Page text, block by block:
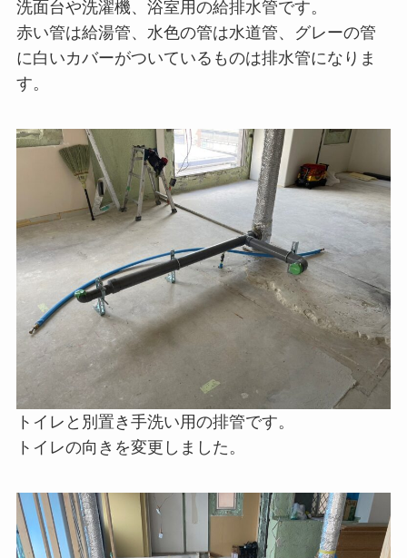
洗面台や洗濯機、浴室用の給排水管です。
赤い管は給湯管、水色の管は水道管、グレーの管
に白いカバーがついているものは排水管になりま
す。
トイレと別置き手洗い用の排管です。
トイレの向きを変更しました。